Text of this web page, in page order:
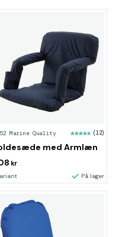
Marine Quality (12)
med Armlæn
kr
På lager